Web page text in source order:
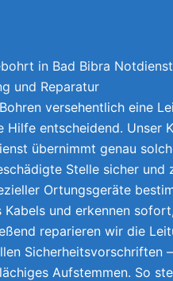
in Bad Bibra
und Reparatur
versehentlich eine
Hilfe entscheidend. Unser
übernimmt genau
Stelle sicher und
Ortungsgeräte
Kabels und erkennen
reparieren wir die
Sicherheitsvorschriften
Aufstemmen. So